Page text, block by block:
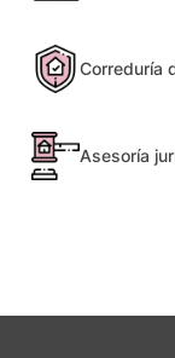
Correduría
Asesoría